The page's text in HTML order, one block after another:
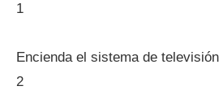
1
Encienda el sistema de
2